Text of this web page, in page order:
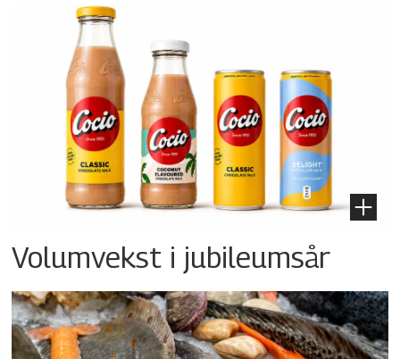
Volumvekst i jubileumsår